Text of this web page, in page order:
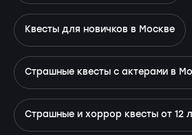
Квесты для новичков в Москве
Страшные квесты с актерами в
Страшные и хоррор квесты от 12